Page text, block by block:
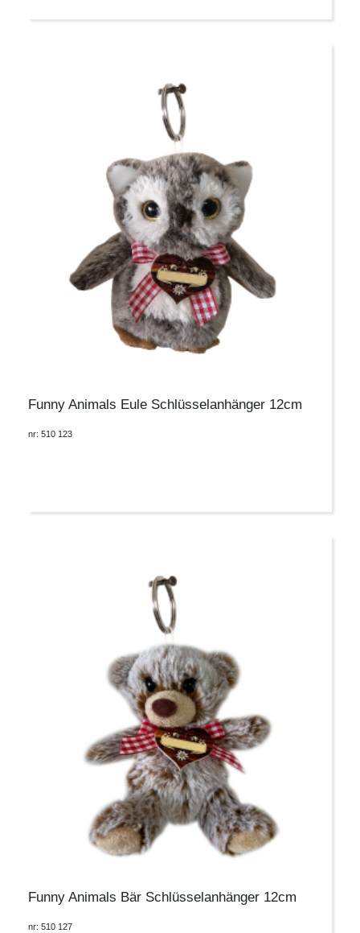
Funny Animals Eule Schlüsselanhänger 12cm
nr: 510 123
Funny Animals Bär Schlüsselanhänger 12cm
nr: 510 127